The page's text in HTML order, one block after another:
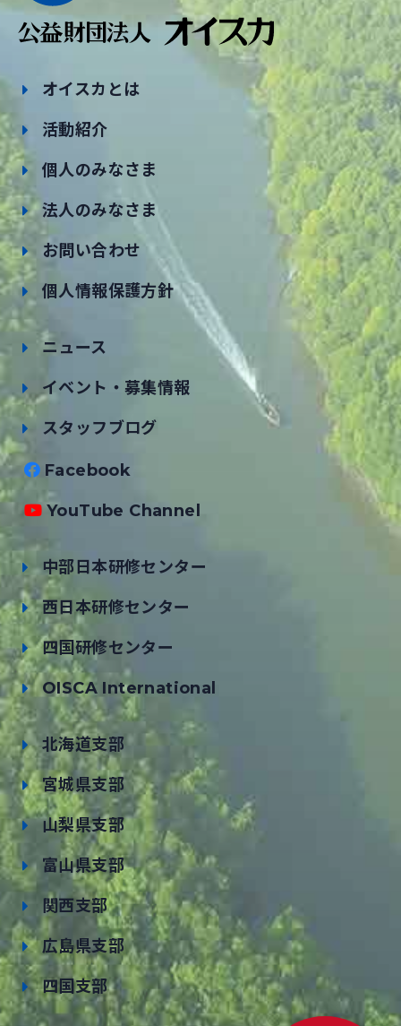
オイスカとは
活動紹介
個人のみなさま
法人のみなさま
お問い合わせ
個人情報保護方針
ニュース
イベント・募集情報
スタッフブログ
Facebook
YouTube Channel
中部日本研修センター
西日本研修センター
四国研修センター
OISCA International
北海道支部
宮城県支部
山梨県支部
富山県支部
関西支部
広島県支部
四国支部